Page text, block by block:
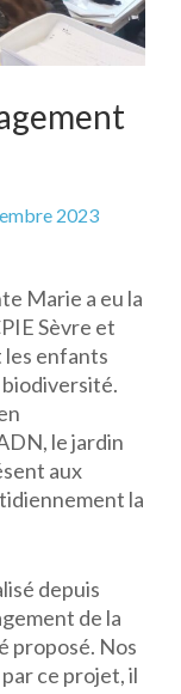
2023
Marie a eu la
Sèvre et
les enfants
le jardin
aux
la
depuis
de la
proposé. Nos
ce projet, il